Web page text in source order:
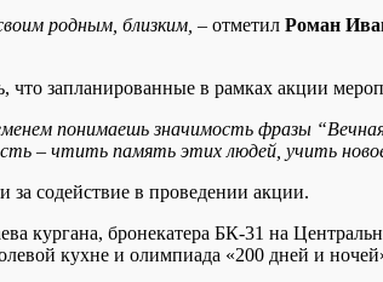
родным, близким, – отметил Роман
запланированные в рамках акции
понимаешь значимость фразы
– чтить память этих людей, учить
за содействие в проведении акции.
кургана, бронекатера БК-31 на
кухне и олимпиада «200 дней и